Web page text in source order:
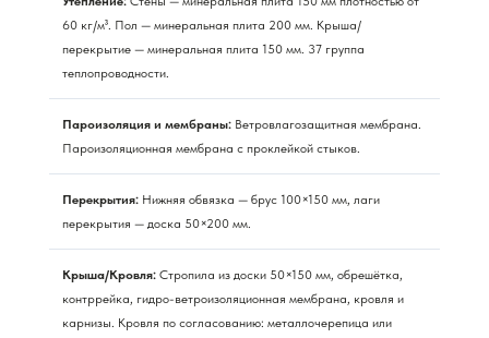
60 кг/м³. Пол — минеральная плита 200 мм. Крыша/
перекрытие — минеральная плита 150 мм. 37 группа
теплопроводности.
Пароизоляция и мембраны: Ветровлагозащитная мембрана.
Пароизоляционная мембрана с проклейкой стыков.
Перекрытия: Нижняя обвязка — брус 100×150 мм, лаги
перекрытия — доска 50×200 мм.
Крыша/Кровля: Стропила из доски 50×150 мм, обрешётка,
контррейка, гидро-ветроизоляционная мембрана, кровля и
карнизы. Кровля по согласованию: металлочерепица или